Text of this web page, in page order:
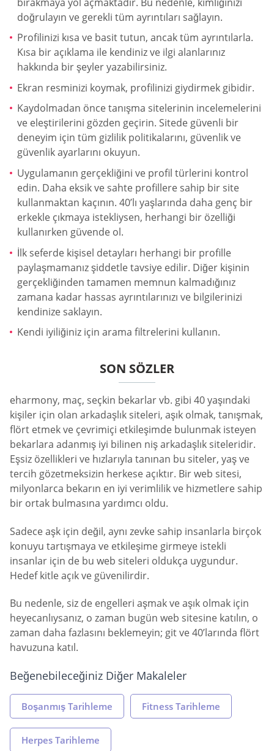
doğrulayın ve gerekli tüm ayrıntıları sağlayın.
Profilinizi kısa ve basit tutun, ancak tüm ayrıntılarla.
Kısa bir açıklama ile kendiniz ve ilgi alanlarınız
hakkında bir şeyler yazabilirsiniz.
Ekran resminizi koymak, profilinizi giydirmek gibidir.
Kaydolmadan önce tanışma sitelerinin incelemelerini
ve eleştirilerini gözden geçirin. Sitede güvenli bir
deneyim için tüm gizlilik politikalarını, güvenlik ve
güvenlik ayarlarını okuyun.
Uygulamanın gerçekliğini ve profil türlerini kontrol
edin. Daha eksik ve sahte profillere sahip bir site
kullanmaktan kaçının. 40’lı yaşlarında daha genç bir
erkekle çıkmaya istekliysen, herhangi bir özelliği
kullanırken güvende ol.
İlk seferde kişisel detayları herhangi bir profille
paylaşmamanız şiddetle tavsiye edilir. Diğer kişinin
gerçekliğinden tamamen memnun kalmadığınız
zamana kadar hassas ayrıntılarınızı ve bilgilerinizi
kendinize saklayın.
Kendi iyiliğiniz için arama filtrelerini kullanın.
SON SÖZLER
eharmony, maç, seçkin bekarlar vb. gibi 40 yaşındaki
kişiler için olan arkadaşlık siteleri, aşık olmak, tanışmak,
flört etmek ve çevrimiçi etkileşimde bulunmak isteyen
bekarlara adanmış iyi bilinen niş arkadaşlık siteleridir.
Eşsiz özellikleri ve hızlarıyla tanınan bu siteler, yaş ve
tercih gözetmeksizin herkese açıktır. Bir web sitesi,
milyonlarca bekarın en iyi verimlilik ve hizmetlere sahip
bir ortak bulmasına yardımcı oldu.
Sadece aşk için değil, aynı zevke sahip insanlarla birçok
konuyu tartışmaya ve etkileşime girmeye istekli
insanlar için de bu web siteleri oldukça uygundur.
Hedef kitle açık ve güvenilirdir.
Bu nedenle, siz de engelleri aşmak ve aşık olmak için
heyecanlıysanız, o zaman bugün web sitesine katılın, o
zaman daha fazlasını beklemeyin; git ve 40’larında flört
havuzuna katıl.
Beğenebileceğiniz Diğer Makaleler
Boşanmış Tarihleme Fitness Tarihleme
Herpes Tarihleme